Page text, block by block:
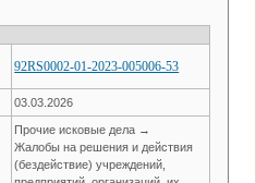
92RS0002-01-2023-005006-53
03.03.2026
Прочие исковые дела →
Жалобы на решения и действия
(бездействие) учреждений,